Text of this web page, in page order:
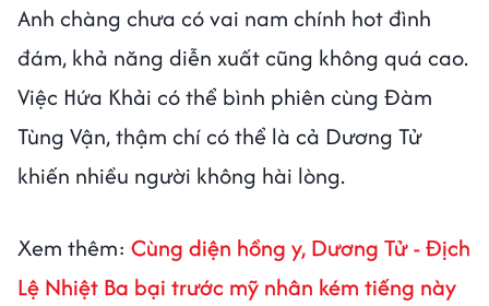
Anh chàng chưa có vai nam chính hot đình
đám, khả năng diễn xuất cũng không quá cao.
Việc Hứa Khải có thể bình phiên cùng Đàm
Tùng Vận, thậm chí có thể là cả Dương Tử
khiến nhiều người không hài lòng.
Xem thêm: Cùng diện hồng y, Dương Tử - Địch
Lệ Nhiệt Ba bại trước mỹ nhân kém tiếng này